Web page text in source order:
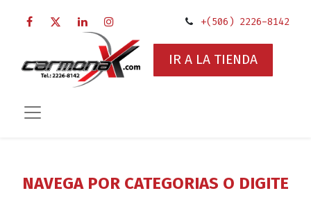
+(506) 2226-8142
IR A LA TIENDA
NAVEGA POR CATEGORIAS O DIGITE